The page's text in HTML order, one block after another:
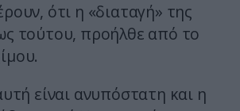
ότι η «διαταγή» της
τούτου, προήλθε από το
είναι ανυπόστατη και η